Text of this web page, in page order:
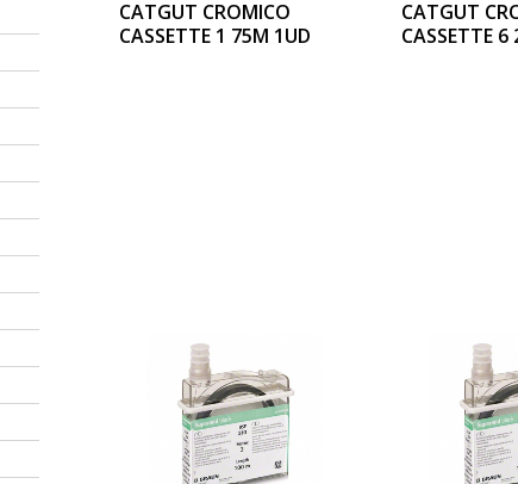
CATGUT CROMICO
CASSETTE 1 75M 1UD
CATGUT
CASSETTE 6